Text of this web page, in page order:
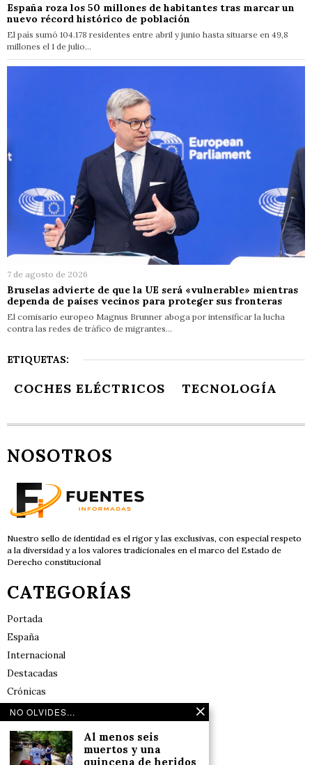
España roza los 50 millones de habitantes tras marcar un
nuevo récord histórico de población
El país sumó 104.178 residentes entre abril y junio hasta situarse en 49,8
millones el 1 de julio…
7 de agosto de 2026
Bruselas advierte de que la UE será «vulnerable» mientras
dependa de países vecinos para proteger sus fronteras
El comisario europeo Magnus Brunner aboga por intensificar la lucha
contra las redes de tráfico de migrantes…
ETIQUETAS:
COCHES ELÉCTRICOS TECNOLOGÍA
NOSOTROS
Nuestro sello de identidad es el rigor y las exclusivas, con especial respeto
a la diversidad y a los valores tradicionales en el marco del Estado de
Derecho constitucional
CATEGORÍAS
Portada
España
Internacional
Destacadas
Crónicas
Noticias de deportes en España
Reflexiones
NO OLVIDES...
Al menos seis
muertos y una
quincena de heridos